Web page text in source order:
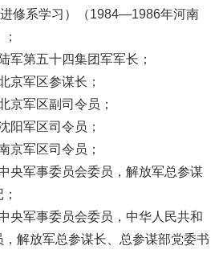
修系学习）（1984—1986年河南
五十四集团军军长；
军区参谋长；
区副司令员；
军区司令员；
军区司令员；
事委员会委员，解放军总参谋
事委员会委员，中华人民共和
解放军总参谋长、总参谋部党委书